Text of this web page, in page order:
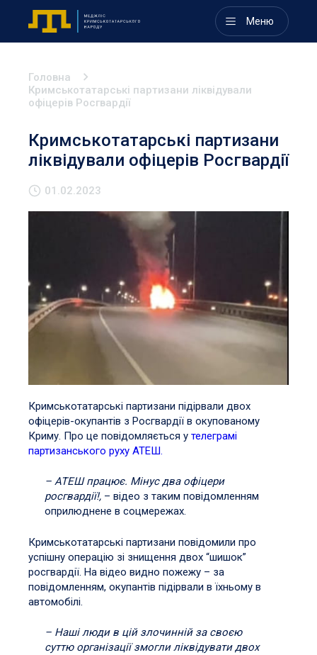
Меню
Головна
Кримськотатарські партизани ліквідували
офіцерів Росгвардії
Кримськотатарські партизани
ліквідували офіцерів Росгвардії
01.02.2023
Кримськотатарські партизани підірвали двох
офіцерів-окупантів з Росгвардії в окупованому
Криму. Про це повідомляється у телеграмі
партизанського руху АТЕШ.
– АТЕШ працює. Мінус два офіцери
росгвардії!,– відео з таким повідомленням
оприлюднене в соцмережах.
Кримськотатарські партизани повідомили про
успішну операцію зі знищення двох “шишок”
росгвардії. На відео видно пожежу – за
повідомленням, окупантів підірвали в їхньому в
автомобілі.
– Наші люди в цій злочинній за своєю
суттю організації змогли ліквідувати двох